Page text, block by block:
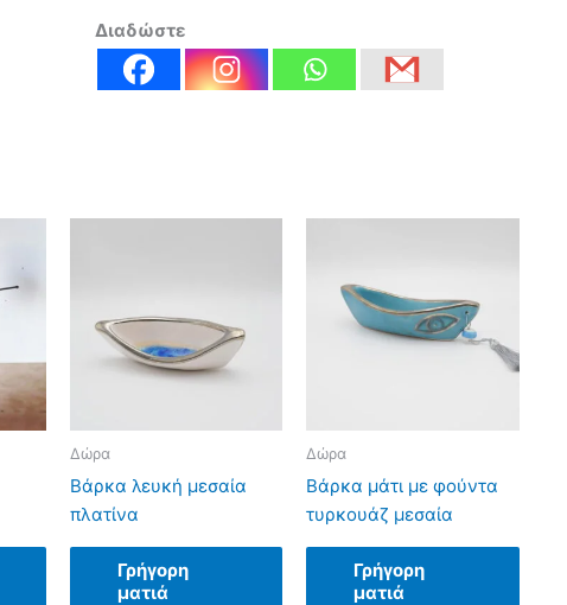
Διαδώστε
Δώρα
Βάρκα λευκή μεσαία
πλατίνα
Γρήγορη
ματιά
Δώρα
Βάρκα μάτι με φούντα
τυρκουάζ μεσαία
Γρήγορη
ματιά